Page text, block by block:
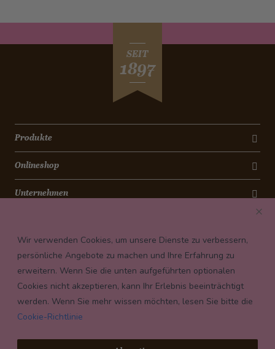
SEIT
1897
Produkte
Onlineshop
Unternehmen
Payment conditions
Wir verwenden Cookies, um unsere Dienste zu verbessern,
persönliche Angebote zu machen und Ihre Erfahrung zu
erweitern. Wenn Sie die unten aufgeführten optionalen
Cookies nicht akzeptieren, kann Ihr Erlebnis beeinträchtigt
werden. Wenn Sie mehr wissen möchten, lesen Sie bitte die
Cookie-Richtlinie